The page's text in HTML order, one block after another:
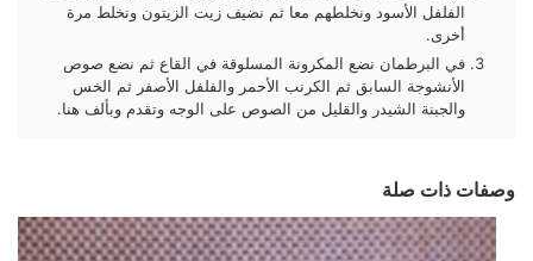
الفلفل الأسود ونخلطهم معا ثم نضيف زيت الزيتون ونخلط مرة
أخرى.
في البرطمان نضع المكرونة المسلوقة في القاع ثم نضع صوص
الأنشوجة السابق ثم الكرنب الأحمر والفلفل الأصفر ثم الخس
والجبنة الشيدر والقليل من الصوص على الوجه وتقدم وبألف هنا.
وصفات ذات صلة